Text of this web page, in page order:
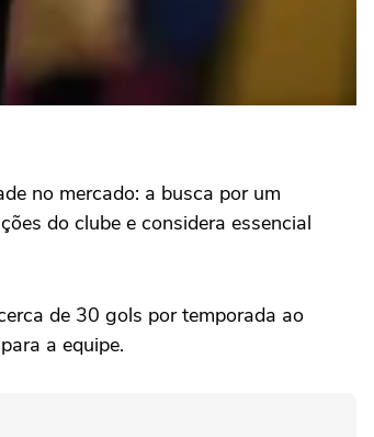
no mercado: a busca por um
do clube e considera essencial
de 30 gols por temporada ao
a equipe.